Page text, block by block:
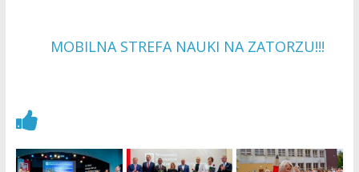
MOBILNA STREFA NAUKI NA ZATORZU!!!